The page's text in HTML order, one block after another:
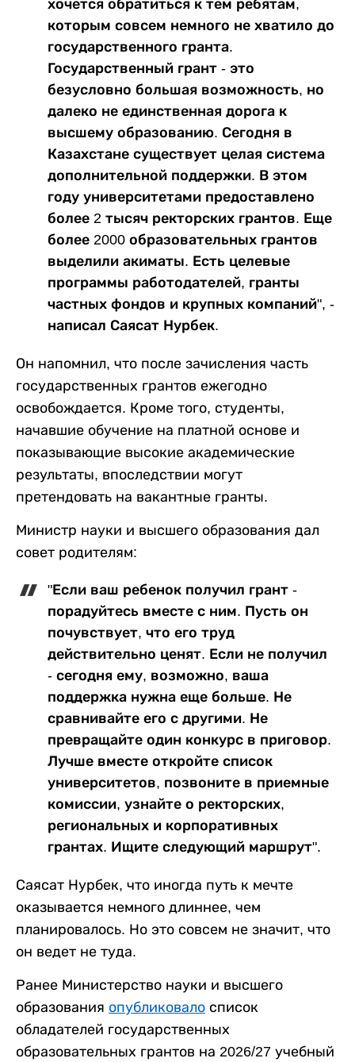
хочется обратиться к тем ребятам,
которым совсем немного не хватило до
государственного гранта.
Государственный грант - это
безусловно большая возможность, но
далеко не единственная дорога к
высшему образованию. Сегодня в
Казахстане существует целая система
дополнительной поддержки. В этом
году университетами предоставлено
более 2 тысяч ректорских грантов. Еще
более 2000 образовательных грантов
выделили акиматы. Есть целевые
программы работодателей, гранты
частных фондов и крупных компаний", -
написал Саясат Нурбек.
Он напомнил, что после зачисления часть
государственных грантов ежегодно
освобождается. Кроме того, студенты,
начавшие обучение на платной основе и
показывающие высокие академические
результаты, впоследствии могут
претендовать на вакантные гранты.
Министр науки и высшего образования дал
совет родителям:
"Если ваш ребенок получил грант -
порадуйтесь вместе с ним. Пусть он
почувствует, что его труд
действительно ценят. Если не получил
- сегодня ему, возможно, ваша
поддержка нужна еще больше. Не
сравнивайте его с другими. Не
превращайте один конкурс в приговор.
Лучше вместе откройте список
университетов, позвоните в приемные
комиссии, узнайте о ректорских,
региональных и корпоративных
грантах. Ищите следующий маршрут".
Саясат Нурбек, что иногда путь к мечте
оказывается немного длиннее, чем
планировалось. Но это совсем не значит, что
он ведет не туда.
Ранее Министерство науки и высшего
образования опубликовало список
обладателей государственных
образовательных грантов на 2026/27 учебный